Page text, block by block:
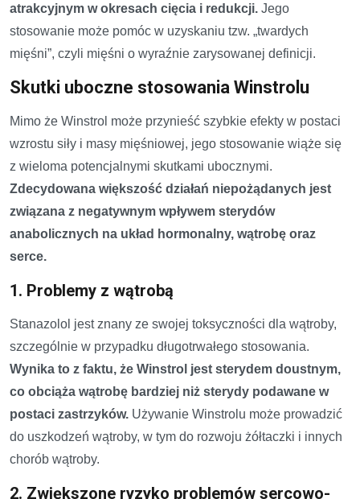
atrakcyjnym w okresach cięcia i redukcji. Jego
stosowanie może pomóc w uzyskaniu tzw. „twardych
mięśni”, czyli mięśni o wyraźnie zarysowanej definicji.
Skutki uboczne stosowania Winstrolu
Mimo że Winstrol może przynieść szybkie efekty w postaci
wzrostu siły i masy mięśniowej, jego stosowanie wiąże się
z wieloma potencjalnymi skutkami ubocznymi.
Zdecydowana większość działań niepożądanych jest
związana z negatywnym wpływem sterydów
anabolicznych na układ hormonalny, wątrobę oraz
serce.
1. Problemy z wątrobą
Stanazolol jest znany ze swojej toksyczności dla wątroby,
szczególnie w przypadku długotrwałego stosowania.
Wynika to z faktu, że Winstrol jest sterydem doustnym,
co obciąża wątrobę bardziej niż sterydy podawane w
postaci zastrzyków. Używanie Winstrolu może prowadzić
do uszkodzeń wątroby, w tym do rozwoju żółtaczki i innych
chorób wątroby.
2. Zwiększone ryzyko problemów sercowo-